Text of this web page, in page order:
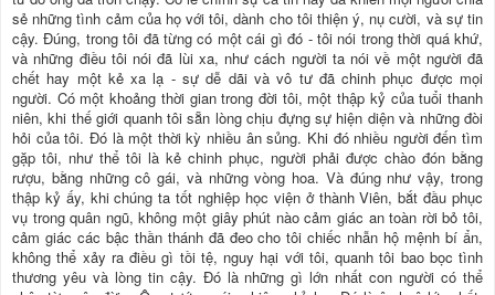
sẻ những tình cảm của họ với tôi, dành cho tôi thiện ý, nụ cười, và sự tin
cậy. Đúng, trong tôi đã từng có một cái gì đó - tôi nói trong thời quá khứ,
và những điều tôi nói đã lùi xa, như cách người ta nói về một người đã
chết hay một kẻ xa lạ - sự dễ dãi và vô tư đã chinh phục được mọi
người. Có một khoảng thời gian trong đời tôi, một thập kỷ của tuổi thanh
niên, khi thế giới quanh tôi sẵn lòng chịu đựng sự hiện diện và những đòi
hỏi của tôi. Đó là một thời kỳ nhiều ân sủng. Khi đó nhiều người đến tìm
gặp tôi, như thể tôi là kẻ chinh phục, người phải được chào đón bằng
rượu, bằng những cô gái, và những vòng hoa. Và đúng như vậy, trong
thập kỷ ấy, khi chúng ta tốt nghiệp học viện ở thành Viên, bắt đầu phục
vụ trong quân ngũ, không một giây phút nào cảm giác an toàn rời bỏ tôi,
cảm giác các bậc thần thánh đã đeo cho tôi chiếc nhẫn hộ mệnh bí ẩn,
không thể xảy ra điều gì tồi tệ, nguy hại với tôi, quanh tôi bao bọc tình
thương yêu và lòng tin cậy. Đó là những gì lớn nhất con người có thể